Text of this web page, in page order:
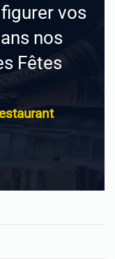
vos
nos
Fêtes